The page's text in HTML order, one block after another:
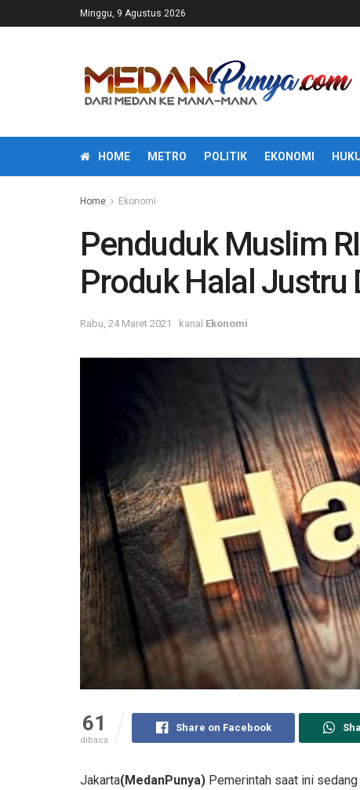
Minggu, 9 Agustus 2026
HOME METRO POLITIK EKONOMI
Home Ekonomi
Penduduk Muslim
Produk Halal Justru
Rabu, 24 Maret 2021 kanal Ekonomi
61
dibaca
Share on Facebook
Jakarta(MedanPunya) Pemerintah saat ini